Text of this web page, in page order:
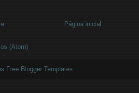
Página inicial
(Atom)
Free Blogger Templates